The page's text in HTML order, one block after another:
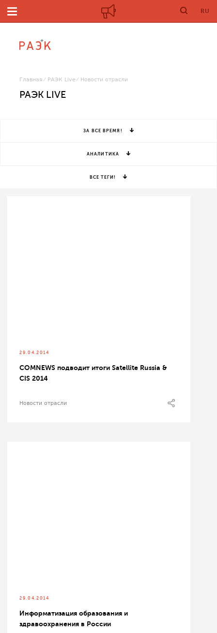
RU
Главная РАЭК Live Новости отрасли
РАЭК LIVE
ЗА ВСЕ ВРЕМЯ!
АНАЛИТИКА
ВСЕ ТЕГИ!
29.04.2014
COMNEWS подводит итоги Satellite Russia &
CIS 2014
Новости отрасли
29.04.2014
Информатизация образования и
здравоохранения в России